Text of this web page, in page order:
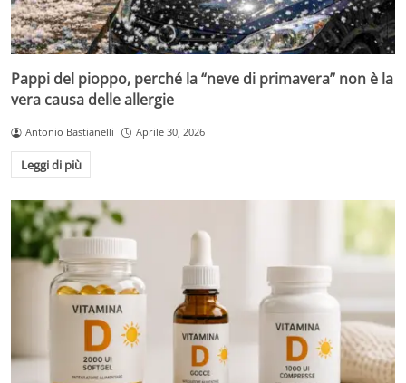
Pappi del pioppo, perché la “neve di primavera” non è la
vera causa delle allergie
Antonio Bastianelli Aprile 30, 2026
Leggi di più